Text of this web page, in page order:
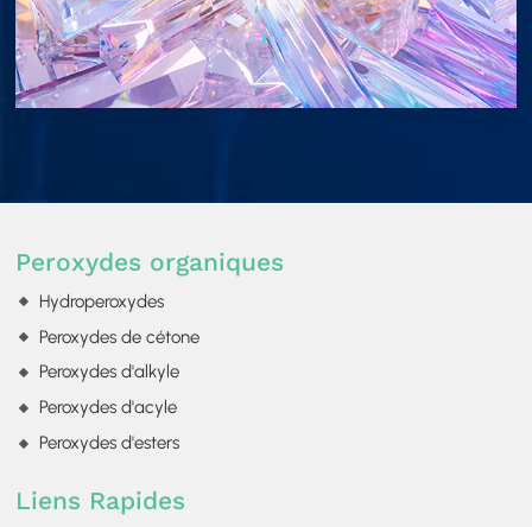
Peroxydes organiques
Hydroperoxydes
Peroxydes de cétone
Peroxydes d'alkyle
Peroxydes d'acyle
Peroxydes d'esters
Liens Rapides